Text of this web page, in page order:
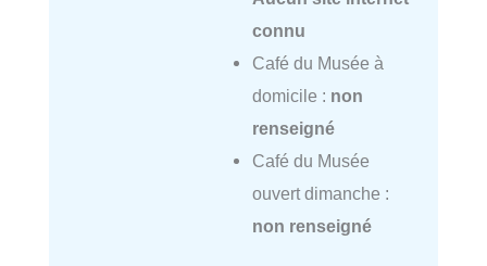
connu
Café du Musée à
domicile : non
renseigné
Café du Musée
ouvert dimanche :
non renseigné